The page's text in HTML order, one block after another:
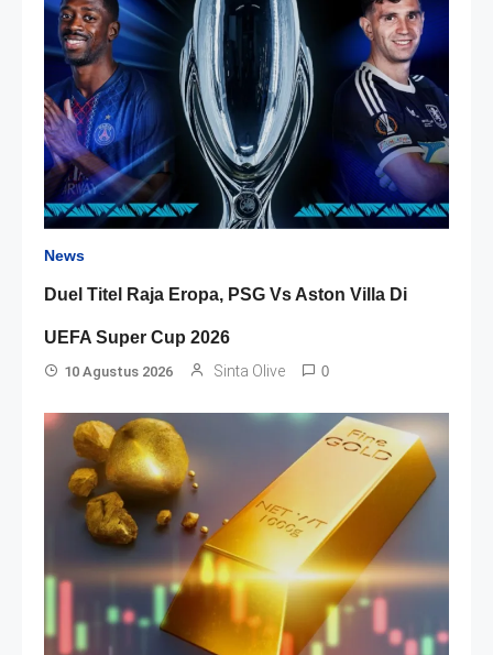
News
Duel Titel Raja Eropa, PSG Vs Aston Villa Di
UEFA Super Cup 2026
10 Agustus 2026 Sinta Olive 0